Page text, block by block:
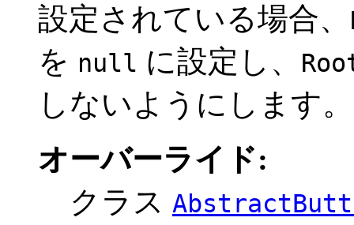
設定されている場合、
を null に設定し、
しないようにします。
オーバーライド:
クラス